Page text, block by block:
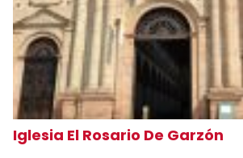
Iglesia El Rosario De Garzón